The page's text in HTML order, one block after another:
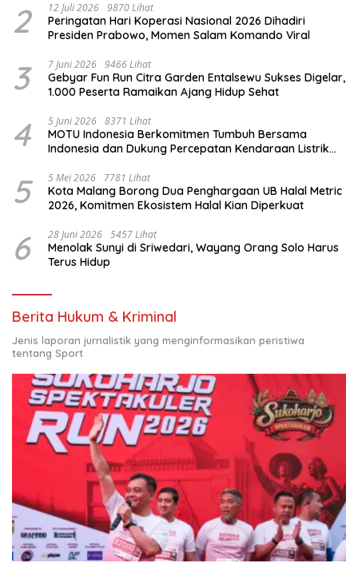
2 12 Juli 2026 9870 Lihat
Peringatan Hari Koperasi Nasional 2026 Dihadiri
Presiden Prabowo, Momen Salam Komando Viral
3 7 Juni 2026 9466 Lihat
Gebyar Fun Run Citra Garden Entalsewu Sukses Digelar,
1.000 Peserta Ramaikan Ajang Hidup Sehat
4 5 Juni 2026 8371 Lihat
MOTU Indonesia Berkomitmen Tumbuh Bersama
Indonesia dan Dukung Percepatan Kendaraan Listrik
5 5 Mei 2026 7781 Lihat
Kota Malang Borong Dua Penghargaan UB Halal Metric
2026, Komitmen Ekosistem Halal Kian Diperkuat
6 28 Juni 2026 5457 Lihat
Menolak Sunyi di Sriwedari, Wayang Orang Solo Harus
Terus Hidup
Berita Hukum & Kriminal
Jenis laporan jurnalistik yang menginformasikan peristiwa
tentang Sport